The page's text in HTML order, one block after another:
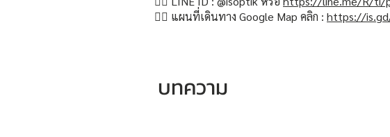
👉🏻 แผนที่เดินทาง Google Map คลิก : https://
บทความ